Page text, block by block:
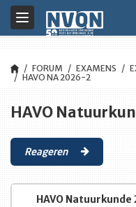
Toggle
navigation
FORUM EXAMENS
HAVO NA 2026-2
HAVO
Reageren
HAVO